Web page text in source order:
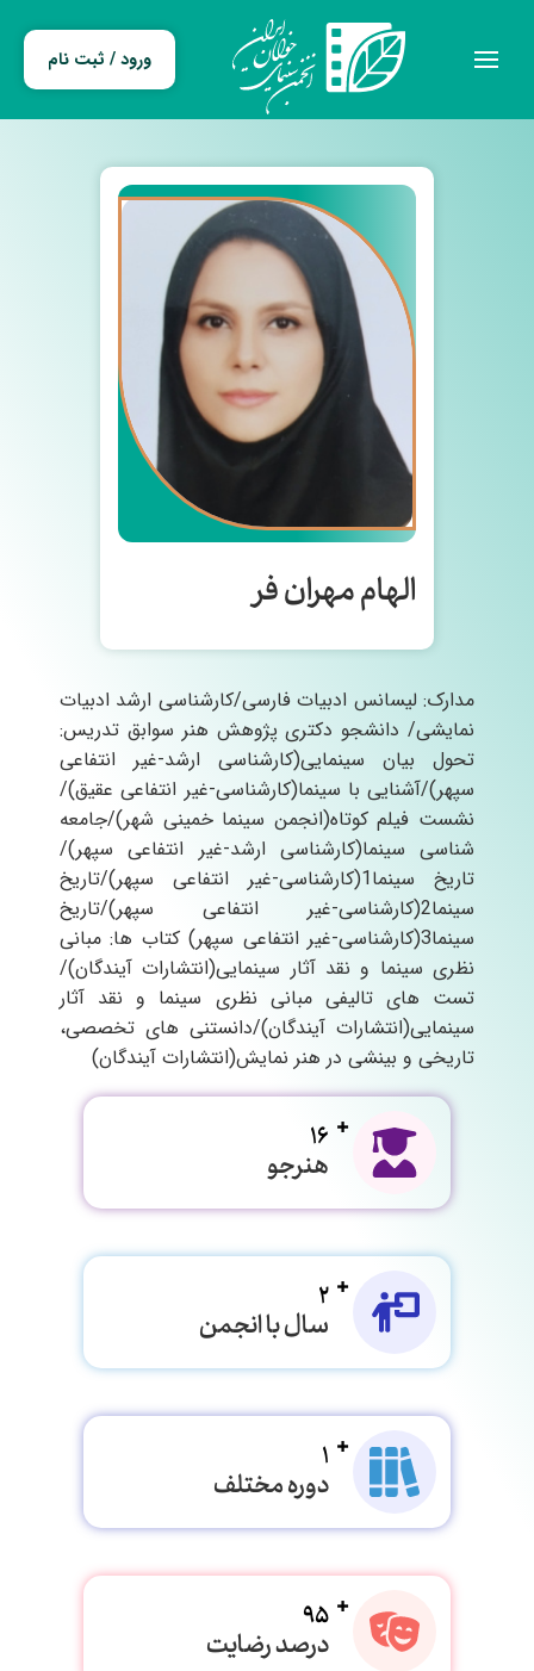
ورود / ثبت نام
مدارک: لیسانس ادبیات فارسی/کارشناسی ارشد ادبیات
نمایشی/ دانشجو دکتری پژوهش هنر سوابق تدریس:
تحول بیان سینمایی(کارشناسی ارشد-غیر انتفاعی
سپهر)/آشنایی با سینما(کارشناسی-غیر انتفاعی عقیق)/
نشست فیلم کوتاه(انجمن سینما خمینی شهر)/جامعه
شناسی سینما(کارشناسی ارشد-غیر انتفاعی سپهر)/
تاریخ سینما1(کارشناسی-غیر انتفاعی سپهر)/تاریخ
سینما2(کارشناسی-غیر انتفاعی سپهر)/تاریخ
سینما3(کارشناسی-غیر انتفاعی سپهر) کتاب ها: مبانی
نظری سینما و نقد آثار سینمایی(انتشارات آیندگان)/
تست های تالیفی مبانی نظری سینما و نقد آثار
سینمایی(انتشارات آیندگان)/دانستنی های تخصصی،
تاریخی و بینشی در هنر نمایش(انتشارات آیندگان)
16
هنرجو
2
سال با انجمن
1
دوره مختلف
95
درصد رضایت
الهام مهران فر